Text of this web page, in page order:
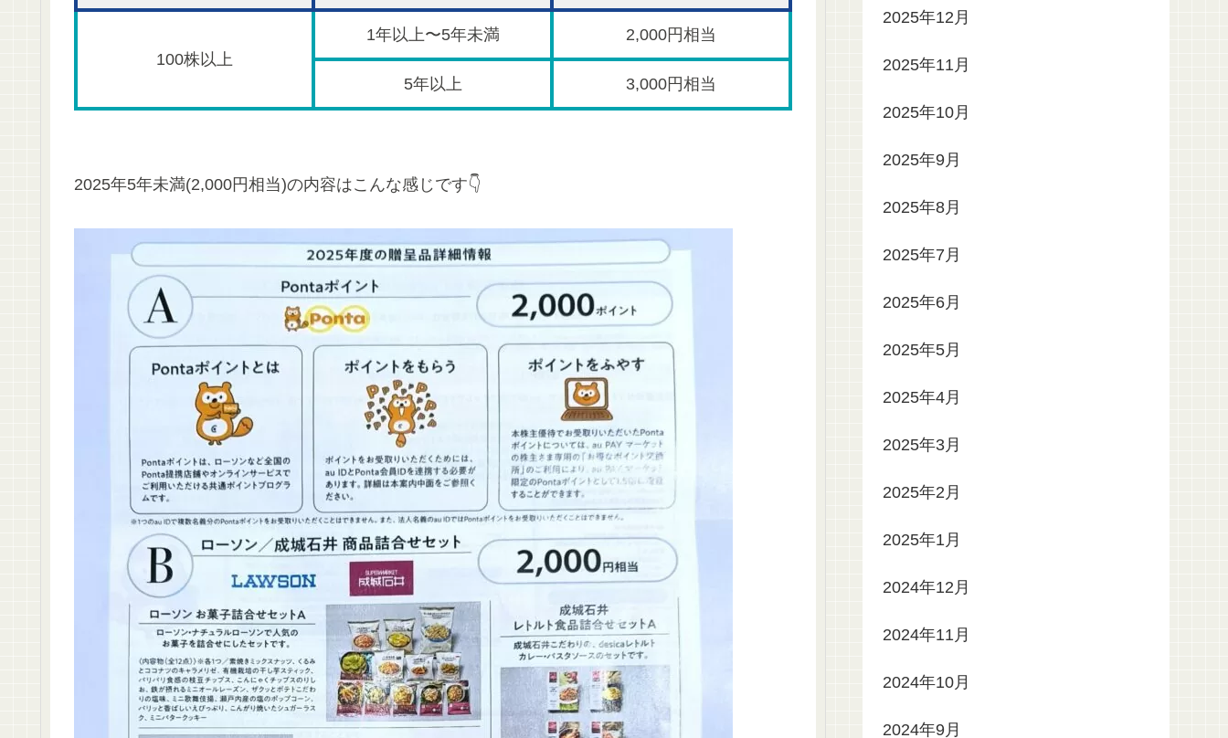
100株以上
1年以上〜5年未満 2,000円相当
5年以上 3,000円相当
2025年5年未満(2,000円相当)の内容はこんな感じです👇
2025年12月
2025年11月
2025年10月
2025年9月
2025年8月
2025年7月
2025年6月
2025年5月
2025年4月
2025年3月
2025年2月
2025年1月
2024年12月
2024年11月
2024年10月
2024年9月